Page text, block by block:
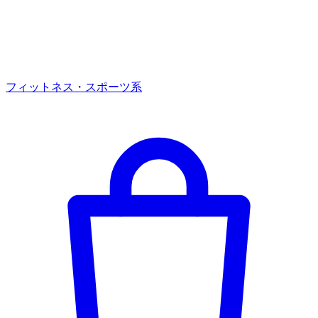
フィットネス・スポーツ系